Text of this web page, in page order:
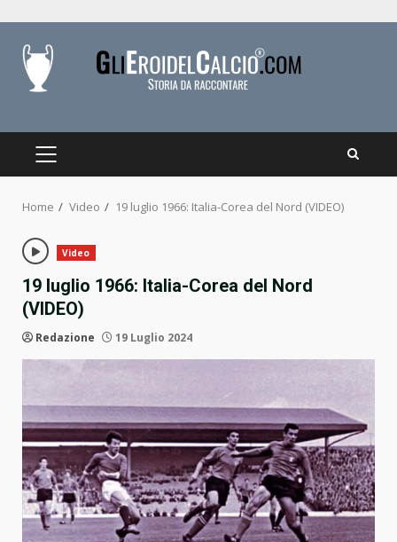
content
PRIMARY
Home Video 19 luglio 1966: Italia-Corea del Nord (VIDEO)
Video
19 luglio 1966: Italia-Corea del Nord
(VIDEO)
Redazione 19 Luglio 2024